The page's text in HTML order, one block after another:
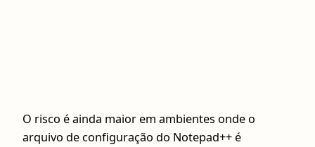
O risco é ainda maior em ambientes onde o
arquivo de configuração do Notepad++ é